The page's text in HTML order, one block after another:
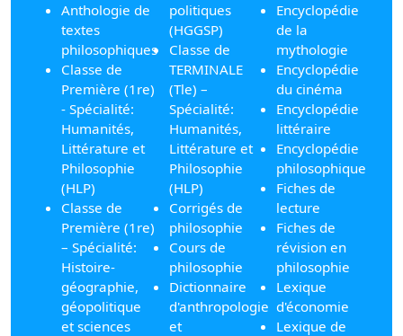
Anthologie de
textes
philosophiques
Classe de
Première (1re)
- Spécialité:
Humanités,
Littérature et
Philosophie
(HLP)
Classe de
Première (1re)
– Spécialité:
Histoire-
géographie,
géopolitique
et sciences
politiques
(HGGSP)
Classe de
TERMINALE
(Tle) –
Spécialité:
Humanités,
Littérature et
Philosophie
(HLP)
Corrigés de
philosophie
Cours de
philosophie
Dictionnaire
d'anthropologie
et
Encyclopédie
de la
mythologie
Encyclopédie
du cinéma
Encyclopédie
littéraire
Encyclopédie
philosophique
Fiches de
lecture
Fiches de
révision en
philosophie
Lexique
d'économie
Lexique de